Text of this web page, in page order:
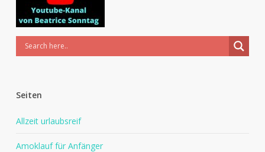
Seiten
Allzeit urlaubsreif
Amoklauf für Anfänger